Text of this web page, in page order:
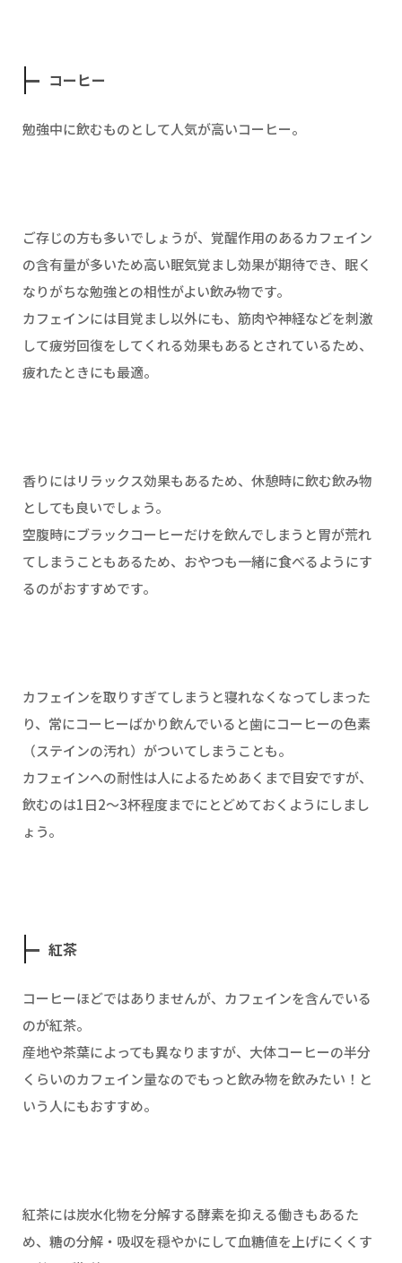
コーヒー
勉強中に飲むものとして人気が高いコーヒー。
ご存じの方も多いでしょうが、覚醒作用のあるカフェイン
の含有量が多いため高い眠気覚まし効果が期待でき、眠く
なりがちな勉強との相性がよい飲み物です。
カフェインには目覚まし以外にも、筋肉や神経などを刺激
して疲労回復をしてくれる効果もあるとされているため、
疲れたときにも最適。
香りにはリラックス効果もあるため、休憩時に飲む飲み物
としても良いでしょう。
空腹時にブラックコーヒーだけを飲んでしまうと胃が荒れ
てしまうこともあるため、おやつも一緒に食べるようにす
るのがおすすめです。
カフェインを取りすぎてしまうと寝れなくなってしまった
り、常にコーヒーばかり飲んでいると歯にコーヒーの色素
（ステインの汚れ）がついてしまうことも。
カフェインへの耐性は人によるためあくまで目安ですが、
飲むのは1日2〜3杯程度までにとどめておくようにしまし
ょう。
紅茶
コーヒーほどではありませんが、カフェインを含んでいる
のが紅茶。
産地や茶葉によっても異なりますが、大体コーヒーの半分
くらいのカフェイン量なのでもっと飲み物を飲みたい！と
いう人にもおすすめ。
紅茶には炭水化物を分解する酵素を抑える働きもあるた
め、糖の分解・吸収を穏やかにして血糖値を上げにくくす